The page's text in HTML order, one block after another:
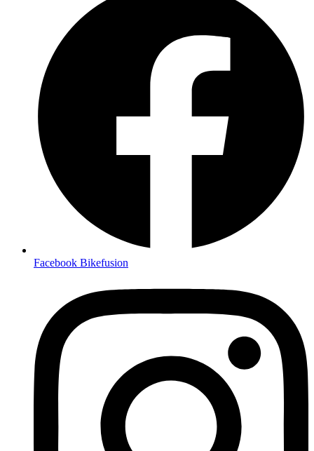
Facebook Bikefusion